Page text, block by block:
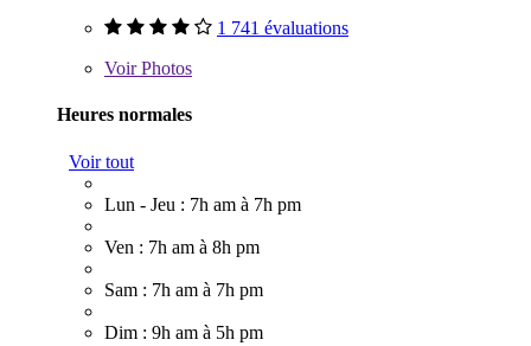
1 741 évaluations
VoirPhotos
Heures normales
Voir tout
Lun - Jeu : 7h am à 7h pm
Ven : 7h am à 8h pm
Sam : 7h am à 7h pm
Dim : 9h am à 5h pm